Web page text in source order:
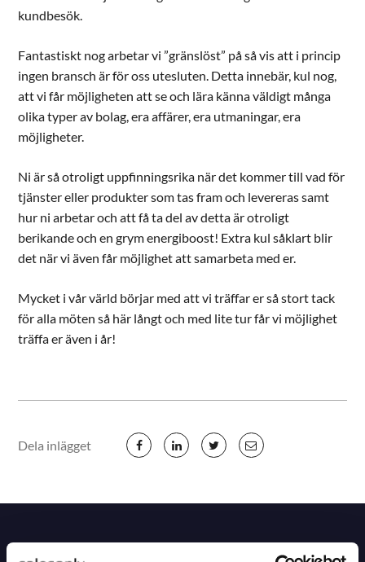
kundbesök.
Fantastiskt nog arbetar vi ”gränslöst” på så vis att i princip
ingen bransch är för oss utesluten. Detta innebär, kul nog,
att vi får möjligheten att se och lära känna väldigt många
olika typer av bolag, era affärer, era utmaningar, era
möjligheter.
Ni är så otroligt uppfinningsrika när det kommer till vad för
tjänster eller produkter som tas fram och levereras samt
hur ni arbetar och att få ta del av detta är otroligt
berikande och en grym energiboost! Extra kul såklart blir
det när vi även får möjlighet att samarbeta med er.
Mycket i vår värld börjar med att vi träffar er så stort tack
för alla möten så här långt och med lite tur får vi möjlighet
träffa er även i år!
Dela inlägget